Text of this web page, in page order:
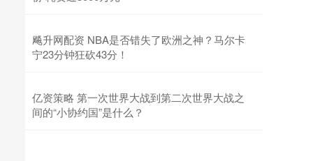
飚升网配资 NBA是否错失了欧洲之神？马尔卡
宁23分钟狂砍43分！
亿资策略 第一次世界大战到第二次世界大战之
间的“小协约国”是什么？